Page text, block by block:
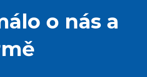
o nás a